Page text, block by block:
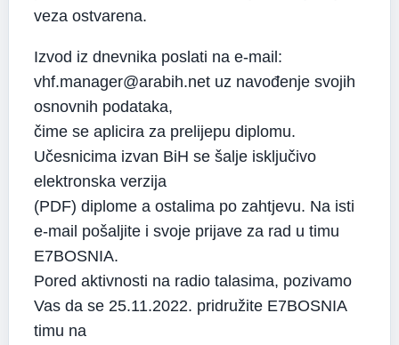
veza ostvarena.
Izvod iz dnevnika poslati na e-mail:
vhf.manager@arabih.net uz navođenje svojih
osnovnih podataka,
čime se aplicira za prelijepu diplomu.
Učesnicima izvan BiH se šalje isključivo
elektronska verzija
(PDF) diplome a ostalima po zahtjevu. Na isti
e-mail pošaljite i svoje prijave za rad u timu
E7BOSNIA.
Pored aktivnosti na radio talasima, pozivamo
Vas da se 25.11.2022. pridružite E7BOSNIA
timu na